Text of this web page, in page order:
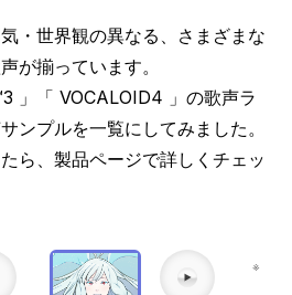
・世界観の異なる、さまざまな
が揃っています。
」「 VOCALOID4 」の歌声ラ
ンプルを一覧にしてみました。
ら、製品ページで詳しくチェッ
※